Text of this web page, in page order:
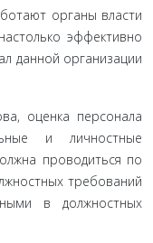
органы власти
эффек­тивно
данной орга­низации
оценка персо­нала
и личностные
проводиться по
требований
в должностных